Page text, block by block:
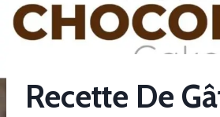
Recette De